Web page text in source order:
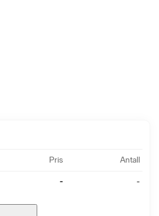
Pris Antall
- -